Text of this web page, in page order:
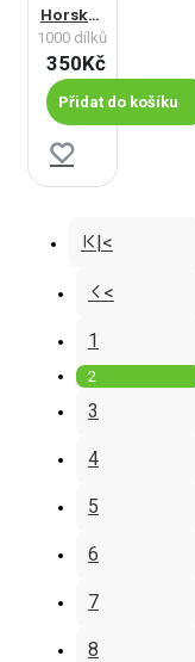
Horský potok
1000 dílků
350Kč
Přidat do košíku
|<
<
1
2
3
4
5
6
7
8